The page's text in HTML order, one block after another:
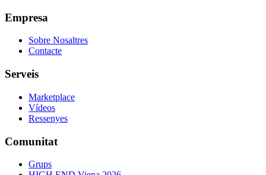
Empresa
Sobre Nosaltres
Contacte
Serveis
Marketplace
Vídeos
Ressenyes
Comunitat
Grups